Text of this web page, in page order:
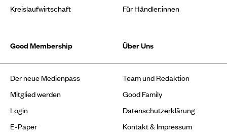
Kreislaufwirtschaft
Für Händler:innen
Good Membership
Der neue Medienpass
Mitglied werden
Login
E-Paper
Über Uns
Team und Redaktion
Good Family
Datenschutzerklärung
Kontakt & Impressum